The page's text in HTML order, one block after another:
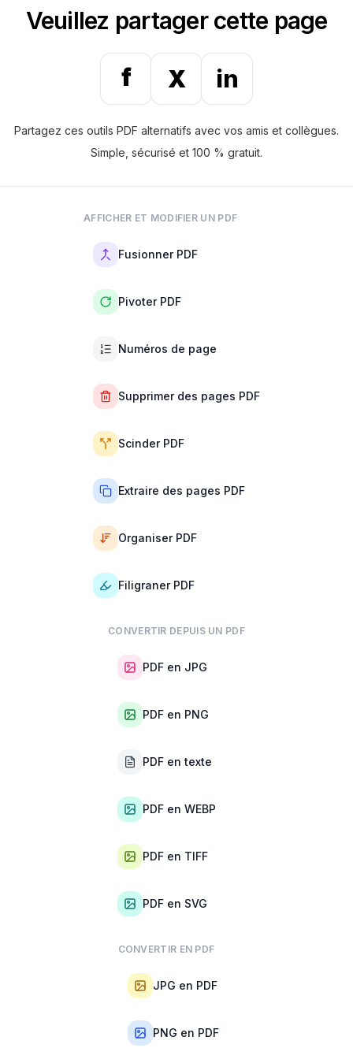
Veuillez partager cette page
f
X in
Partagez ces outils PDF alternatifs avec vos amis et collègues.
Simple, sécurisé et 100 % gratuit.
AFFICHER ET MODIFIER UN PDF
Fusionner PDF
Pivoter PDF
Numéros de page
Supprimer des pages PDF
Scinder PDF
Extraire des pages PDF
Organiser PDF
Filigraner PDF
CONVERTIR DEPUIS UN PDF
PDF en JPG
PDF en PNG
PDF en texte
PDF en WEBP
PDF en TIFF
PDF en SVG
CONVERTIR EN PDF
JPG en PDF
PNG en PDF